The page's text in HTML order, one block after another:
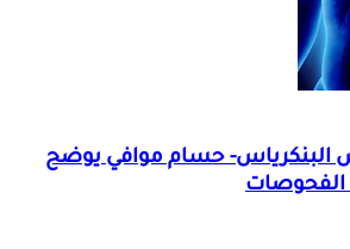
حسام موافي يوضح
الفحوصات